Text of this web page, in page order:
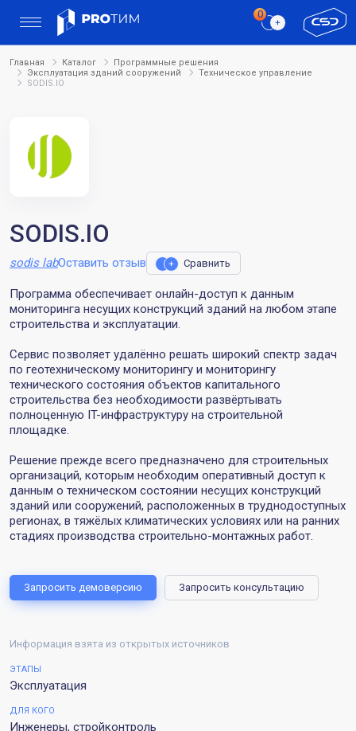
Главная Каталог
Программные решения
Эксплуатация зданий сооружений
Техническое управление
SODIS.IO
SODIS.IO
sodis labОставить отзыв Сравнить
Программа обеспечивает онлайн-доступ к данным
мониторинга несущих конструкций зданий на любом этапе
строительства и эксплуатации.
Сервис позволяет удалённо решать широкий спектр задач
по геотехническому мониторингу и мониторингу
технического состояния объектов капитального
строительства без необходимости развёртывать
полноценную IT-инфраструктуру на строительной
площадке.
Решение прежде всего предназначено для строительных
организаций, которым необходим оперативный доступ к
данным о техническом состоянии несущих конструкций
зданий или сооружений, расположенных в труднодоступных
регионах, в тяжёлых климатических условиях или на ранних
стадиях производства строительно-монтажных работ.
Запросить демоверсию Запросить консультацию
Информация взята из открытых источников
ЭТАПЫ
Эксплуатация
ДЛЯ КОГО
Инженеры, стройконтроль